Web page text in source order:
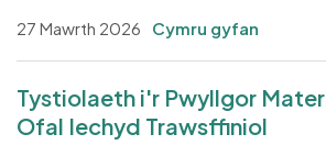
27 Mawrth 2026 Cymru gyfan
Tystiolaeth i'r Pwyllgor
Ofal Iechyd Trawsffiniol